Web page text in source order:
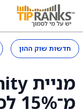
חדשות שוק ההון